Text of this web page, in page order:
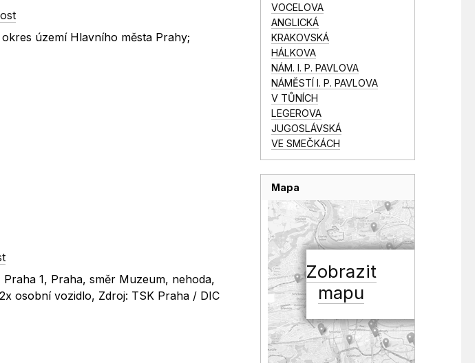
území Hlavního města Prahy;
1, Praha, směr Muzeum, nehoda,
osobní vozidlo, Zdroj: TSK Praha / DIC
VOCELOVA
ANGLICKÁ
KRAKOVSKÁ
HÁLKOVA
NÁM. I. P. PAVLOVA
NÁMĚSTÍ I. P. PAVLOVA
V TŮNÍCH
LEGEROVA
JUGOSLÁVSKÁ
VE SMEČKÁCH
Mapa
Zobrazit
mapu